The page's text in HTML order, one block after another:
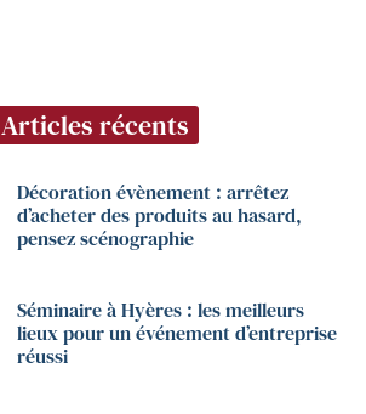
Articles récents
Décoration évènement : arrêtez
d’acheter des produits au hasard,
pensez scénographie
Séminaire à Hyères : les meilleurs
lieux pour un événement d’entreprise
réussi